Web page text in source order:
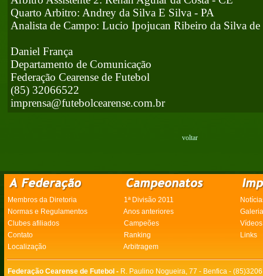
Quarto Arbitro: Andrey da Silva E Silva - PA
Analista de Campo: Lucio Ipojucan Ribeiro da Silva
Daniel França
Departamento de Comunicação
Federação Cearense de Futebol
(85) 32066522
imprensa@futebolcearense.com.br
voltar
Membros da Diretoria 1ª Divisão 2011
Normas e Regulamentos
Anos anteriores
Clubes afiliados
Campeões
Vídeos
Contato
Ranking
Links
Localização
Arbitragem
Federação Cearense de Futebol - R. Paulino Nogueira, 77 - Benfica -